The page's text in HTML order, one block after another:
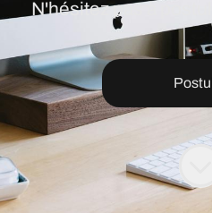
N'hésitez pas à